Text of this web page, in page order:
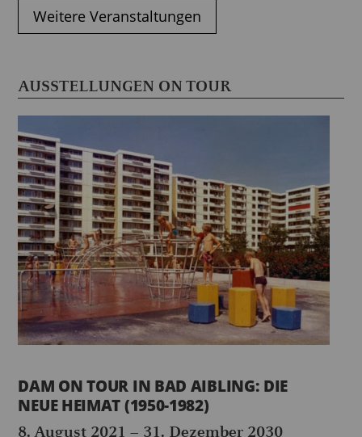
Weitere Veranstaltungen
AUSSTELLUNGEN ON TOUR
DAM ON TOUR IN BAD AIBLING: DIE
NEUE HEIMAT (1950-1982)
8. August 2021 – 31. Dezember 2030